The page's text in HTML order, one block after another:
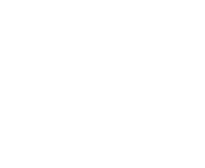
Personalizado Santa Catarina
Minas Gerais
com Cordão Pará